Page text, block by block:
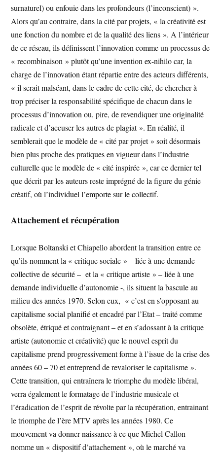
surnaturel) ou enfouie dans les profondeurs (l’inconscient) ».
Alors qu’au contraire, dans la cité par projets, « la créativité est
une fonction du nombre et de la qualité des liens ». A l’intérieur
de ce réseau, ils définissent l’innovation comme un processus de
« recombinaison » plutôt qu’une invention ex-nihilo car, la
charge de l’innovation étant répartie entre des acteurs différents,
« il serait malséant, dans le cadre de cette cité, de chercher à
trop préciser la responsabilité spécifique de chacun dans le
processus d’innovation ou, pire, de revendiquer une originalité
radicale et d’accuser les autres de plagiat ». En réalité, il
semblerait que le modèle de « cité par projet » soit désormais
bien plus proche des pratiques en vigueur dans l’industrie
culturelle que le modèle de « cité inspirée », car ce dernier tel
que décrit par les auteurs reste imprégné de la figure du génie
créatif, où l’individuel l’emporte sur le collectif.
Attachement et récupération
Lorsque Boltanski et Chiapello abordent la transition entre ce
qu’ils nomment la « critique sociale » – liée à une demande
collective de sécurité – et la « critique artiste » – liée à une
demande individuelle d’autonomie -, ils situent la bascule au
milieu des années 1970. Selon eux, « c’est en s’opposant au
capitalisme social planifié et encadré par l’Etat – traité comme
obsolète, étriqué et contraignant – et en s’adossant à la critique
artiste (autonomie et créativité) que le nouvel esprit du
capitalisme prend progressivement forme à l’issue de la crise des
années 60 – 70 et entreprend de revaloriser le capitalisme ».
Cette transition, qui entraînera le triomphe du modèle libéral,
verra également le formatage de l’industrie musicale et
l’éradication de l’esprit de révolte par la récupération, entrainant
le triomphe de l’ère MTV après les années 1980. Ce
mouvement va donner naissance à ce que Michel Callon
nomme un « dispositif d’attachement », où le marché va